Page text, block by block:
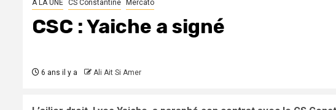
A LA UNE CS Constantine Mercato
CSC : Yaiche a signé
6 ans il y a Ali Ait Si Amer